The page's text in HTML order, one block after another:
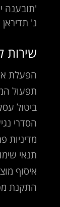
נ'
שירות
הפעלת
תפעול
ביטול
הסדרי
מדיניות
תנאי
איסוף
התקנת